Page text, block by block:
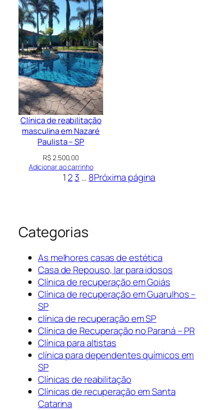
Clínica de reabilitação
masculina em Nazaré
Paulista – SP
R$2.500,00
Adicionar ao carrinho
1 23 … 8Próxima página
Categorias
As melhores casas de estética
Casa de Repouso, lar para idosos
Clínica de recuperação em Goiás
Clínica de recuperação em Guarulhos –
SP
clínica de recuperação em SP
Clínica de Recuperação no Paraná – PR
Clínica para altistas
clínica para dependentes químicos em
SP
Clínicas de reabilitação
Clínicas de recuperação em Santa
Catarina